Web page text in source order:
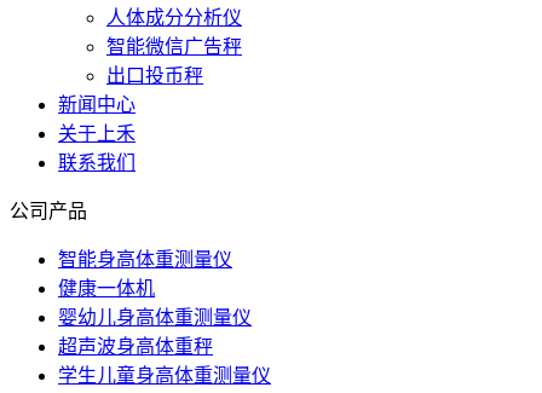
人体成分分析仪
智能微信广告秤
出口投币秤
新闻中心
关于上禾
联系我们
公司产品
智能身高体重测量仪
健康一体机
婴幼儿身高体重测量仪
超声波身高体重秤
学生儿童身高体重测量仪